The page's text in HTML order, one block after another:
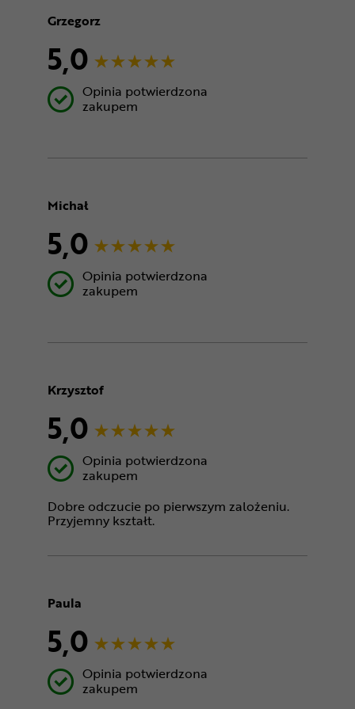
Grzegorz
5,0
Opinia potwierdzona
zakupem
Michał
5,0
Opinia potwierdzona
zakupem
Krzysztof
5,0
Opinia potwierdzona
zakupem
Dobre odczucie po pierwszym zalożeniu.
Przyjemny kształt.
Paula
5,0
Opinia potwierdzona
zakupem